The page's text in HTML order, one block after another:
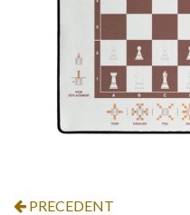
PRECEDENT